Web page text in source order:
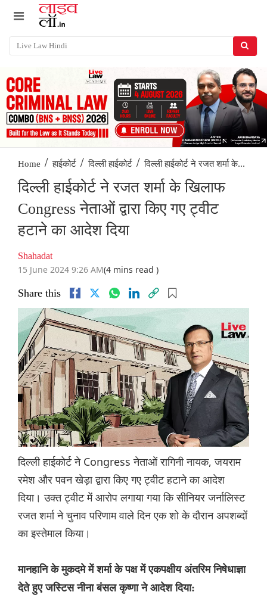
Home / हाईकोर्ट / दिल्ली हाईकोर्ट / दिल्ली हाईकोर्ट ने रजत शर्मा के...
दिल्ली हाईकोर्ट ने रजत शर्मा के खिलाफ
Congress नेताओं द्वारा किए गए ट्वीट
हटाने का आदेश दिया
Shahadat
15 June 2024 9:26 AM(4 mins read )
Share this
दिल्ली हाईकोर्ट ने Congress नेताओं रागिनी नायक, जयराम
रमेश और पवन खेड़ा द्वारा किए गए ट्वीट हटाने का आदेश
दिया। उक्त ट्वीट में आरोप लगाया गया कि सीनियर जर्नालिस्ट
रजत शर्मा ने चुनाव परिणाम वाले दिन एक शो के दौरान अपशब्दों
का इस्तेमाल किया।
मानहानि के मुकदमे में शर्मा के पक्ष में एकपक्षीय अंतरिम निषेधाज्ञा
देते हुए जस्टिस नीना बंसल कृष्णा ने आदेश दिया: